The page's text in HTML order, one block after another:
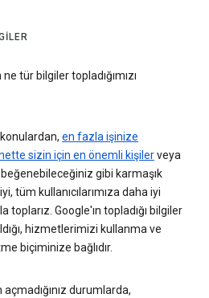
tür bilgiler topladığımızı
konulardan, en fazla işinize
sizin için en önemli kişilerveya
beğenebileceğiniz gibi karmaşık
tüm kullanıcılarımıza daha iyi
toplarız. Google'ın topladığı bilgiler
hizmetlerimizi kullanma ve
biçiminize bağlıdır.
durumlarda,